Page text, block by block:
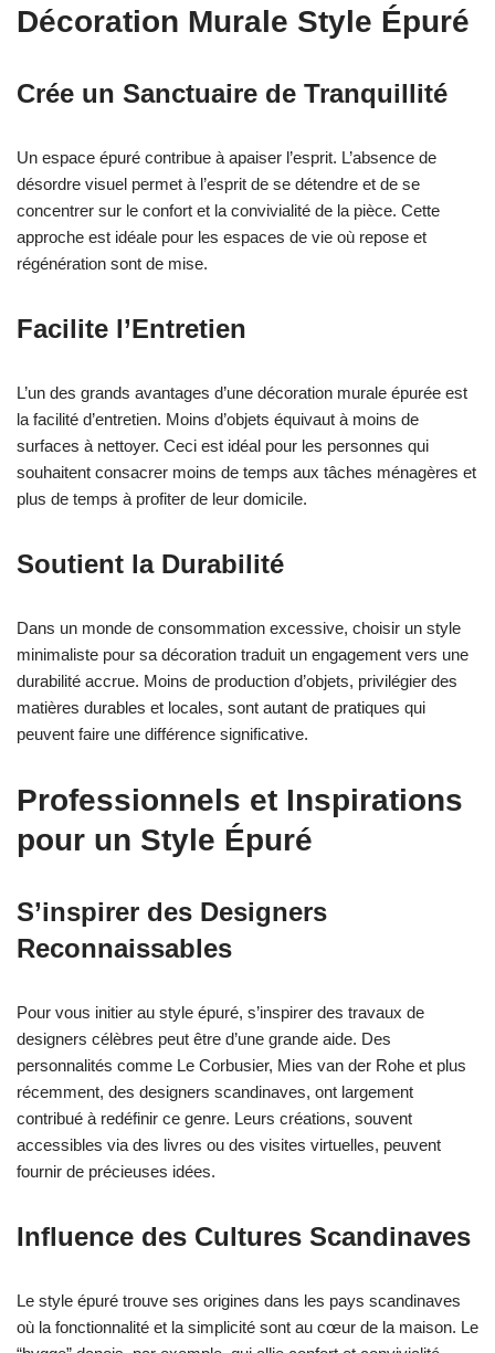
Décoration Murale Style Épuré
Crée un Sanctuaire de Tranquillité
Un espace épuré contribue à apaiser l’esprit. L’absence de
désordre visuel permet à l’esprit de se détendre et de se
concentrer sur le confort et la convivialité de la pièce. Cette
approche est idéale pour les espaces de vie où repose et
régénération sont de mise.
Facilite l’Entretien
L’un des grands avantages d’une décoration murale épurée est
la facilité d’entretien. Moins d’objets équivaut à moins de
surfaces à nettoyer. Ceci est idéal pour les personnes qui
souhaitent consacrer moins de temps aux tâches ménagères et
plus de temps à profiter de leur domicile.
Soutient la Durabilité
Dans un monde de consommation excessive, choisir un style
minimaliste pour sa décoration traduit un engagement vers une
durabilité accrue. Moins de production d’objets, privilégier des
matières durables et locales, sont autant de pratiques qui
peuvent faire une différence significative.
Professionnels et Inspirations
pour un Style Épuré
S’inspirer des Designers
Reconnaissables
Pour vous initier au style épuré, s’inspirer des travaux de
designers célèbres peut être d’une grande aide. Des
personnalités comme Le Corbusier, Mies van der Rohe et plus
récemment, des designers scandinaves, ont largement
contribué à redéfinir ce genre. Leurs créations, souvent
accessibles via des livres ou des visites virtuelles, peuvent
fournir de précieuses idées.
Influence des Cultures Scandinaves
Le style épuré trouve ses origines dans les pays scandinaves
où la fonctionnalité et la simplicité sont au cœur de la maison. Le